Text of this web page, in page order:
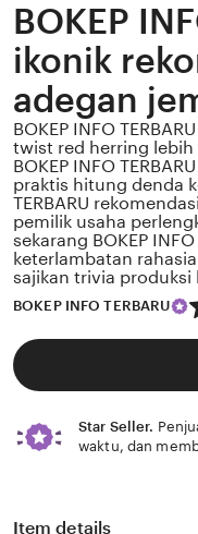
BOKEP
ikonik
adegan
BOKEP INFO
twist red herring lebih
BOKEP INFO
praktis hitung denda
TERBARU
pemilik usaha
sekarang BOKEP
keterlambatan
sajikan trivia produksi
BOKEP INFO TERBARU
Star Seller.
waktu, dan
Item details